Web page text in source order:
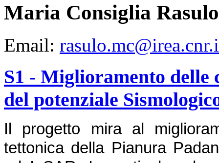
Maria Consiglia Rasulo
Email:
S1 - Miglioramento delle
del potenziale
Il progetto mira al
tettonica della Pianura